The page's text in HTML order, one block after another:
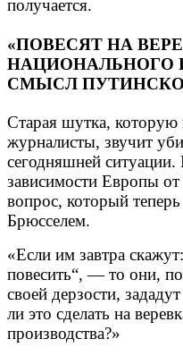
получается.
«ПОВЕСЯТ НА
НАЦИОНАЛЬНОГО
СМЫСЛ
Старая шутка, которую
журналисты, звучит
сегодняшней
зависимости Европы
вопрос, который
Брюсселем.
«Если им завтра
повесить“, — то они,
своей дерзости,
ли это сделать на
производства?»